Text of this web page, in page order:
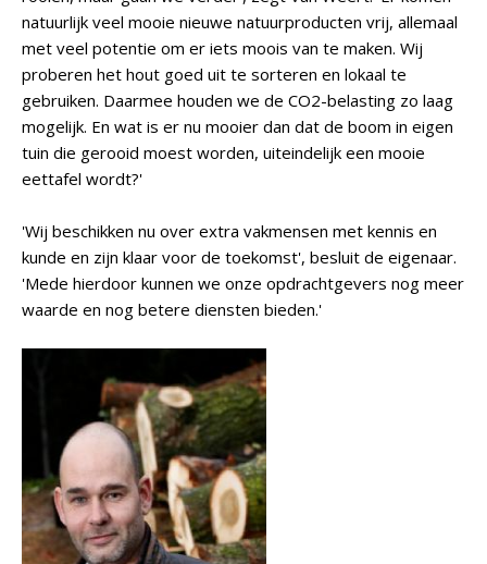
natuurlijk veel mooie nieuwe natuurproducten vrij, allemaal
met veel potentie om er iets moois van te maken. Wij
proberen het hout goed uit te sorteren en lokaal te
gebruiken. Daarmee houden we de CO2-belasting zo laag
mogelijk. En wat is er nu mooier dan dat de boom in eigen
tuin die gerooid moest worden, uiteindelijk een mooie
eettafel wordt?'
'Wij beschikken nu over extra vakmensen met kennis en
kunde en zijn klaar voor de toekomst', besluit de eigenaar.
'Mede hierdoor kunnen we onze opdrachtgevers nog meer
waarde en nog betere diensten bieden.'